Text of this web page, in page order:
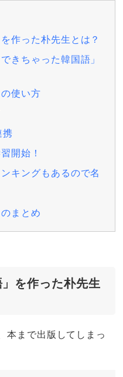
作った朴先生とは？
きちゃった韓国語」
使い方
携
開始！
キングもあるので名
まとめ
」を作った朴先生
本まで出版してしまっ